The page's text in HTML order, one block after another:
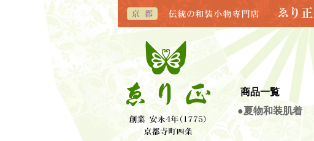
商品一覧
●夏物和装肌着